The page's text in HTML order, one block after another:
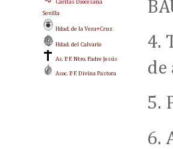
4.
de
5.
6.
Cáritas Diocesana
Sevilla
Hdad. de la Vera+Cruz
Hdad. del Calvario
As. P. F. Ntro. Padre Jesús
Asoc. P. F. Divina Pastora